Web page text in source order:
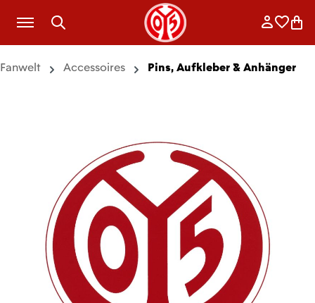
Zum Hauptinhalt springen
Fanwelt Accessoires Pins, Aufkleber & Anhänger